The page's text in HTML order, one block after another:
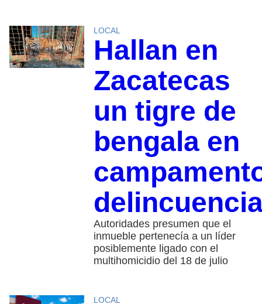
LOCAL
Hallan en
Zacatecas
un tigre de
bengala en
Autoridades presumen que el
inmueble pertenecía a un líder
posiblemente ligado con el
multihomicidio del 18 de julio
LOCAL